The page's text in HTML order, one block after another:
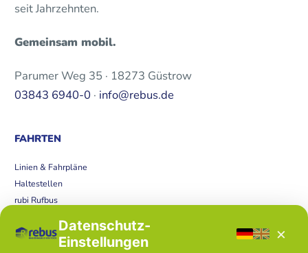
seit Jahrzehnten.
Gemeinsam mobil.
Parumer Weg 35 · 18273 Güstrow
03843 6940-0 · info@rebus.de
FAHRTEN
Linien & Fahrpläne
Haltestellen
rubi Rufbus
Störungen Datenschutz-
Einstellungen
×